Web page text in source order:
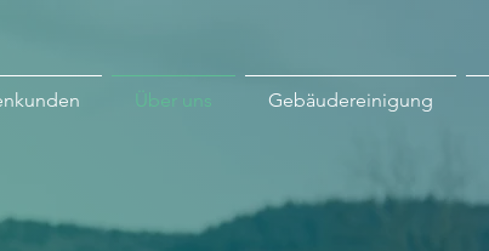
Über uns Gebäudereinigung